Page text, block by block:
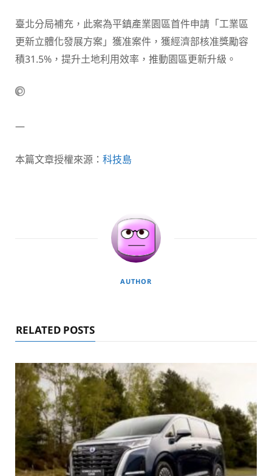
臺北分局補充，此案為平鎮產業園區首件申請「工業區
更新立體化發展方案」獲准案件，獲經濟部核准獎勵容
積31.5%，提升土地利用效率，推動園區更新升級。
—
本篇文章授權來源： 科技島
AUTHOR
RELATED POSTS